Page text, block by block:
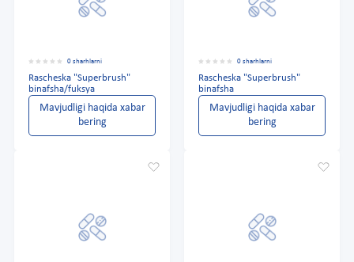
0 sharhlarni
Rascheska "Superbrush"
binafsha/fuksya
Mavjudligi haqida xabar
bering
0 sharhlarni
Rascheska "Superbrush"
binafsha
Mavjudligi haqida xabar
bering